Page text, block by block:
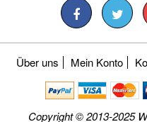
Über uns Mein Konto
Copyright © 2013-2025